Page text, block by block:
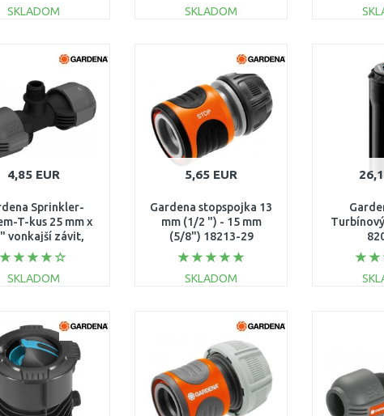
SKLADOM SKLADOM
Porovnať
4,85 EUR
Sprinkler-
T-kus 25 mm x
vonkajší závit,
2786-20
SKLADOM
Porovnať
5,65 EUR
Gardena stopspojka 13
mm (1/2 ") - 15 mm
(5/8") 18213-29
SKLADOM
Porovnať